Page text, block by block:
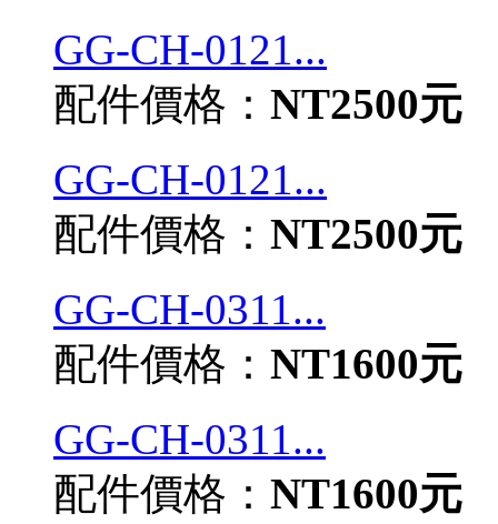
GG-CH-0121...
配件價格： NT2500元
GG-CH-0121...
配件價格： NT2500元
GG-CH-0311...
配件價格： NT1600元
GG-CH-0311...
配件價格： NT1600元